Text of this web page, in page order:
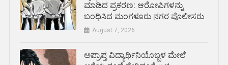
ಮಾಡಿದ ಪ್ರಕರಣ: ಆರೋಪಿಗಳನ್ನು
ಬಂಧಿಸಿದ ಮಂಗಳೂರು ನಗರ ಪೊಲೀಸರು
August 7, 2026
ಅಪ್ರಾಪ್ತ ವಿದ್ಯಾರ್ಥಿನಿಯೊಬ್ಬಳ ಮೇಲೆ